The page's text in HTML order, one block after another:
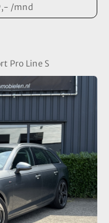
/mnd
Pro Line S